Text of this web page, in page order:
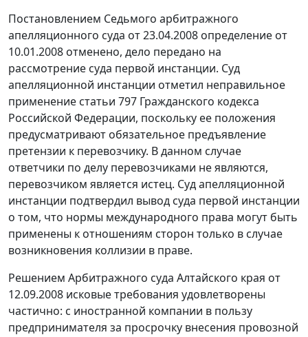
Постановлением Седьмого арбитражного
апелляционного суда от 23.04.2008 определение от
10.01.2008 отменено, дело передано на
рассмотрение суда первой инстанции. Суд
апелляционной инстанции отметил неправильное
применение статьи 797 Гражданского кодекса
Российской Федерации, поскольку ее положения
предусматривают обязательное предъявление
претензии к перевозчику. В данном случае
ответчики по делу перевозчиками не являются,
перевозчиком является истец. Суд апелляционной
инстанции подтвердил вывод суда первой инстанции
о том, что нормы международного права могут быть
применены к отношениям сторон только в случае
возникновения коллизии в праве.
Решением Арбитражного суда Алтайского края от
12.09.2008 исковые требования удовлетворены
частично: с иностранной компании в пользу
предпринимателя за просрочку внесения провозной